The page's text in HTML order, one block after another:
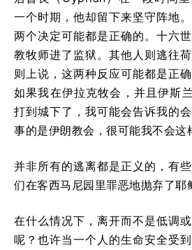
一个时期，他却留下来坚守阵地
两个决定可能都是正确的。十六
教牧师进了监狱。其他人则逃往
则上说，这两种反应可能都是正
如果我在伊拉克牧会，并且伊斯
打到城下了，我可能会告诉我的
事的是伊朗教会，很可能我不会这
并非所有的逃离都是正义的，有
们在客西马尼园里罪恶地抛弃了耶
在什么情况下，离开而不是低调
呢？也许当一个人的生命安全受